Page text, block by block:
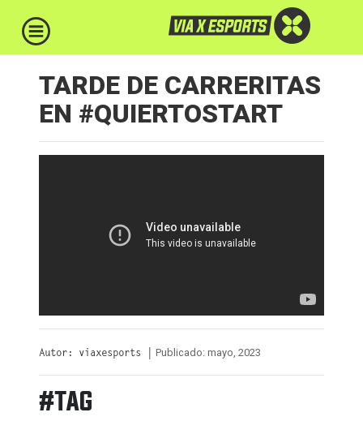
TARDE DE CARRERITAS
EN #QUIERTOSTART
Autor: viaxesports | Publicado: mayo, 2023
#TAG